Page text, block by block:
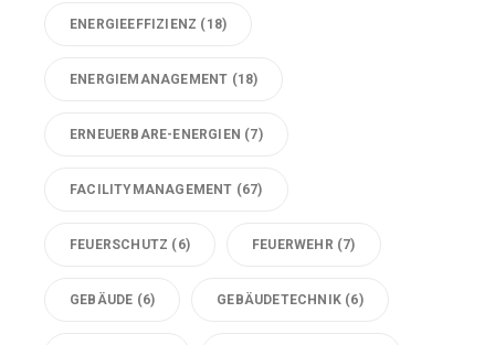
ENERGIEEFFIZIENZ (18)
ENERGIEMANAGEMENT (18)
ERNEUERBARE-ENERGIEN (7)
FACILITYMANAGEMENT (67)
FEUERSCHUTZ (6) FEUERWEHR (7)
GEBÄUDE (6) GEBÄUDETECHNIK (6)